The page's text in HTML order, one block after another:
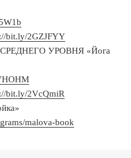
bit.ly/2GZJFYY
СРЕДНЕГО УРОВНЯ «Йога
bit.ly/2VcQmiR
malova-book